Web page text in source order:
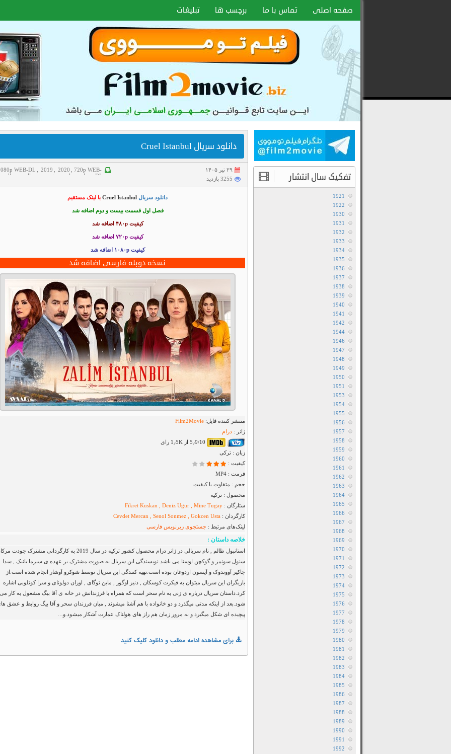
سریال
صفحه اصلی تماس با ما برچسب ها تبلیغات
دانلود سریال Cruel Istanbul
۲۹ تیر ۱۴۰۵ WEB-DL 2019 2020
720p WEB-
DL
درام سانسور شده سریال سریال 3255 بازدید
دانلود سریال با لینک مستقیم
فصل اول قسمت بیست و دوم اضافه شد
کیفیت ۴۸۰p اضافه شد
کیفیت ۷۲۰p اضافه شد
کیفیت ۱۰۸۰p اضافه شد
نسخه دوبله فارسی اضافه شد
منتشر کننده فایل: Film2Movie
ژانر : درام
زبان : ترکی
کیفیت :
فرمت : MP4
حجم : متفاوت با کیفیت
محصول : ترکیه
ستارگان : Fikret Kuskan , Deniz Ugur , Mine Tugay
کارگردان : Cevdet Mercan , Senol Sonmez , Gokcen Usta
لینک‌های مرتبط : جستجوی زیرنویس فارسی
خلاصه داستان :
استانبول ظالم , نام سریالی در ژانر درام محصول کشور ترکیه در سال 2019 به کارگردانی مشترک جودت
سنول سونمز و گوکچن اوستا می باشد.نویسندگی این سریال به صورت مشترک بر عهده ی سیرما یانیک , سدا
چاکیر آووندوک و آیسون اردوغان بوده است.تهیه کنندگی این سریال توسط شوکرو آوشار انجام شده است.از
بازیگران این سریال میتوان به فیکرت کوسکان , دنیز اوگور , ماین توگای , اوزان دولونای و سرا کوتلوبی اشاره
کرد.داستان سریال درباره ی زنی به نام سحر است که همراه با فرزندانش در خانه ی آقا بیگ مشغول به کار می
شود.بعد از اینکه مدتی میگذرد و دو خانواده با هم آشنا میشوند , میان فرزندان سحر و آقا بیگ روابط و عشق
پیچیده ای شکل میگیرد و به مرور زمان هم راز های هولناک عمارت آشکار میشود.و…
برای مشاهده ادامه مطلب و دانلود کلیک کنید
تفکیک سال انتشار
1921
1922
1930
1931
1932
1933
1934
1935
1936
1937
1938
1939
1940
1941
1942
1944
1946
1947
1948
1949
1950
1951
1953
1954
1955
1956
1957
1958
1959
1960
1961
1962
1963
1964
1965
1966
1967
1968
1969
1970
1971
1972
1973
1974
1975
1976
1977
1978
1979
1980
1981
1982
1983
1984
1985
1986
1987
1988
1989
1990
1991
1992